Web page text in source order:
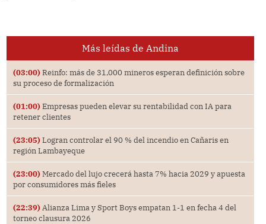
Más leídas de Andina
(03:00) Reinfo: más de 31,000 mineros esperan definición sobre
su proceso de formalización
(01:00) Empresas pueden elevar su rentabilidad con IA para
retener clientes
(23:05) Logran controlar el 90 % del incendio en Cañaris en
región Lambayeque
(23:00) Mercado del lujo crecerá hasta 7% hacia 2029 y apuesta
por consumidores más fieles
(22:39) Alianza Lima y Sport Boys empatan 1-1 en fecha 4 del
torneo clausura 2026